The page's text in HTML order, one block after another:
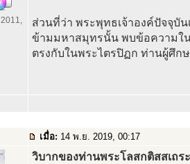
ส่วนที่ว่า พระพุทธเจ้าองค์ปัจจุบั
ข้ามมหาสมุทรนั้น พบข้อความใ
ตรงกับในพระไตรปิฏก ท่านผู้ศึก
เมื่อ: 14 พ.ย. 2019, 00:17
วิบากของท่านพระโลสกติสสเถระ